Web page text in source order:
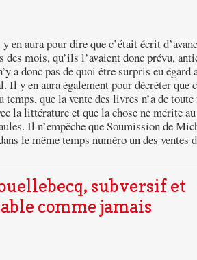
en aura pour dire que c’était écrit
des mois, qu’ils l’avaient donc prévu,
a donc pas de quoi être surpris eu égard
Il y en aura également pour décréter que
temps, que la vente des livres n’a de toute
la littérature et que la chose ne mérite
Il n’empêche que Soumission de
le même temps numéro un des
subversif et
comme jamais